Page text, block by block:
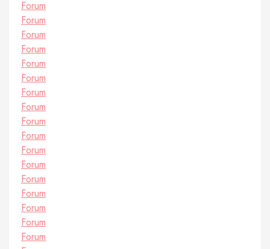
Forum
Forum
Forum
Forum
Forum
Forum
Forum
Forum
Forum
Forum
Forum
Forum
Forum
Forum
Forum
Forum
Forum